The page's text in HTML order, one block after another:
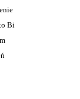
Bi